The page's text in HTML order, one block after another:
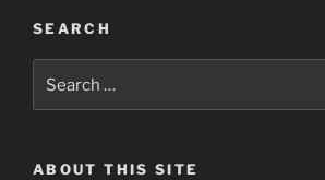
SEARCH
for:
ABOUT THIS SITE